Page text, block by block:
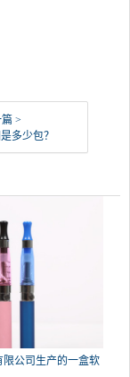
篇 >
多少包？
限公司生产的一盒软